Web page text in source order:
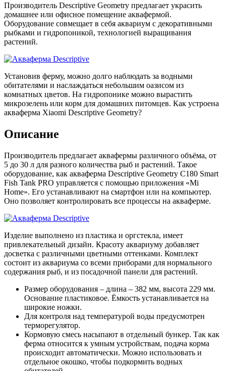
Производитель Descriptive Geometry предлагает украсить
домашнее или офисное помещение аквафермой.
Оборудование совмещает в себя аквариум с декоративными
рыбками и гидропоникой, технологией выращивания
растений.
Установив ферму, можно долго наблюдать за водными
обитателями и наслаждаться небольшим оазисом из
комнатных цветов. На гидропонике можно вырастить
микрозелень или корм для домашних питомцев. Как устроена
акваферма Xiaomi Descriptive Geometry?
Описание
Производитель предлагает аквафермы различного объёма, от
5 до 30 л для разного количества рыб и растений. Такое
оборудование, как акваферма Descriptive Geometry C180 Smart
Fish Tank PRO управляется с помощью приложения «Mi
Home». Его устанавливают на смартфон или на компьютер.
Оно позволяет контролировать все процессы на акваферме.
Изделие выполнено из пластика и оргстекла, имеет
привлекательный дизайн. Красоту аквариуму добавляет
досветка с различными цветными оттенками. Комплект
состоит из аквариума со всеми приборами для нормального
содержания рыб, и из посадочной панели для растений.
Размер оборудования – длина – 382 мм, высота 229 мм.
Основание пластиковое. Ёмкость устанавливается на
широкие ножки.
Для контроля над температурой воды предусмотрен
терморегулятор.
Кормовую смесь насыпают в отдельный бункер. Так как
ферма относится к умным устройствам, подача корма
происходит автоматически. Можно использовать и
отдельное окошко, чтобы подкормить водных